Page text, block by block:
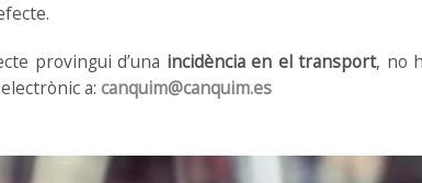
provingui d’una incidència en el transport, no
a: canquim@canquim.es